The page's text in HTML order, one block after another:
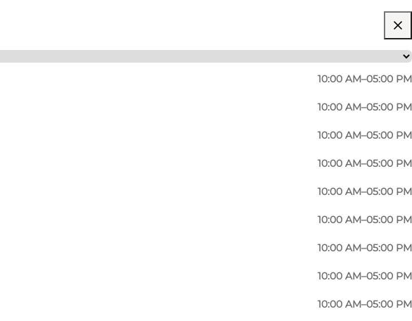
10:00 AM–05:00 PM
10:00 AM–05:00 PM
10:00 AM–05:00 PM
10:00 AM–05:00 PM
10:00 AM–05:00 PM
10:00 AM–05:00 PM
10:00 AM–05:00 PM
10:00 AM–05:00 PM
10:00 AM–05:00 PM
du einen Überblick über die norddeutsche und schleswig-
EKENSUND an der Flensburger Förde an, die um 1900
mit Werken von Ernst Barlach, Erich Heckel und EMIL NOLDE -
direkt am Strand diente als Atelier.
Sammlung von Bildteppichen. Sie stammen aus der international
tätig war.